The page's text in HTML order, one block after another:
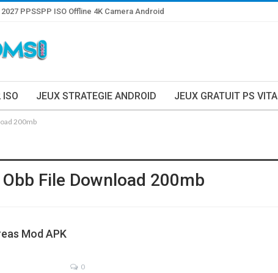
PPSSPP ISO Offline 4K Camera Android
ISO JEUX STRATEGIE ANDROID JEUX GRATUIT PS VITA
200mb
File Download 200mb
Mod APK
0